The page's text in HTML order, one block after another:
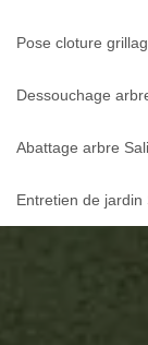
Pose cloture
Dessouchage
Abattage arbre
Entretien de jardin